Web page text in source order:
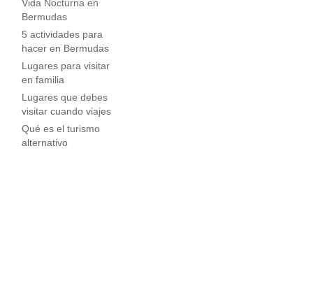
Vida Nocturna en
Bermudas
5 actividades para
hacer en Bermudas
Lugares para visitar
en familia
Lugares que debes
visitar cuando viajes
Qué es el turismo
alternativo